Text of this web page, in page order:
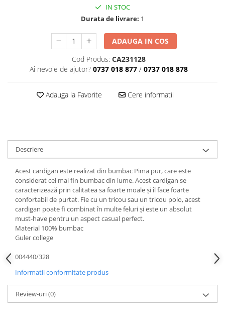
IN STOC
Durata de livrare: 1
ADAUGA IN COS
Cod Produs: CA231128
Ai nevoie de ajutor? 0737 018 877 / 0737 018 878
Adauga la Favorite Cere informatii
Descriere
Acest cardigan este realizat din bumbac Pima pur, care este
considerat cel mai fin bumbac din lume. Acest cardigan se
caracterizează prin calitatea sa foarte moale și îl face foarte
confortabil de purtat. Fie cu un tricou sau un tricou polo, acest
cardigan poate fi combinat în multe feluri și este un absolut
must-have pentru un aspect casual perfect.
Material 100% bumbac
Guler college
004440/328
Informatii conformitate produs
Review-uri(0)